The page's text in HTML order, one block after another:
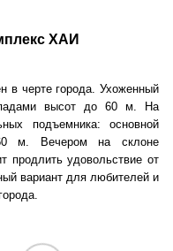
ХАИ
в черте города. Ухоженный
высот до 60 м. На
подъемника: основной
м. Вечером на склоне
продлить удовольствие от
вариант для любителей и